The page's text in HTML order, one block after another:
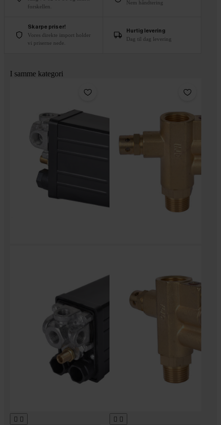
forskellen.
Nem håndtering
Skarpe priser!
Vores direkte import holder
vi priserne nede.
Hurtig levering
Dag til dag levering
I samme kategori
   